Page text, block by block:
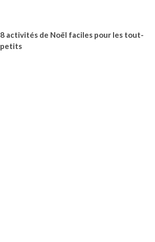
8 activités de Noël faciles pour les tout-
petits